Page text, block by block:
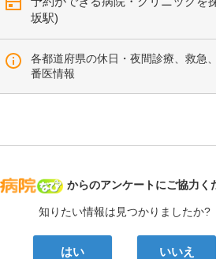
坂駅)
各都道府県の休日・夜間診療、救急
番医情報
病院なび
からのアンケートにご協力く
知りたい情報は見つかりましたか?
はい いいえ